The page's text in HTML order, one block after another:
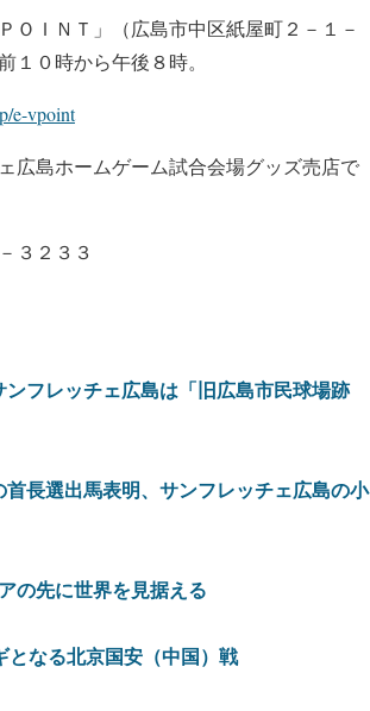
ＯＩＮＴ」（広島市中区紙屋町２－１－
０時から午後８時。
e-vpoint
広島ホームゲーム試合会場グッズ売店で
３２３３
フレッチェ広島は「旧広島市民球場跡
長選出馬表明、サンフレッチェ広島の小
の先に世界を見据える
なる北京国安（中国）戦